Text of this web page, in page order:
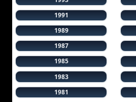
1991
1989
1987
1985
1983
1981